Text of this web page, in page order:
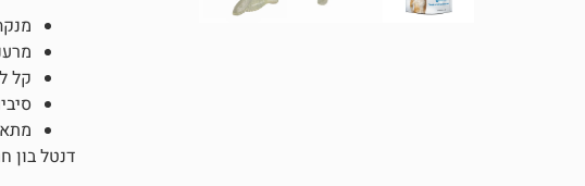
קל
דנטל בון